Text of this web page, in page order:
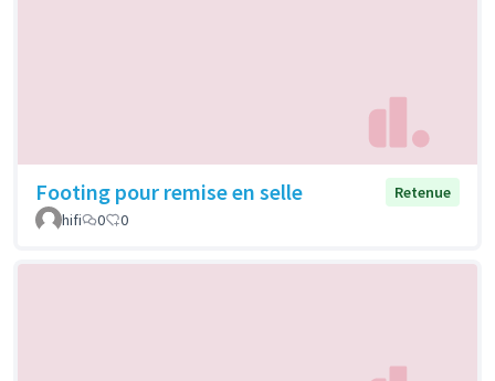
Footing pour remise en selle
Retenue
hifi
0 0